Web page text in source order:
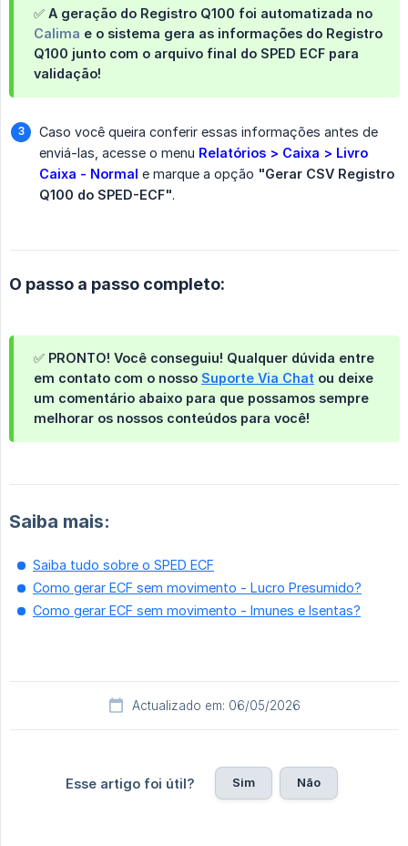
✅ A geração do Registro Q100 foi automatizada no
Calima e o sistema gera as informações do Registro
Q100 junto com o arquivo final do SPED ECF para
validação!
Caso você queira conferir essas informações antes de
enviá-las, acesse o menu Relatórios > Caixa > Livro
Caixa - Normal e marque a opção "Gerar CSV Registro
Q100 do SPED-ECF".
O passo a passo completo:
✅ PRONTO! Você conseguiu! Qualquer dúvida entre
em contato com o nosso Suporte Via Chat ou deixe
um comentário abaixo para que possamos sempre
melhorar os nossos conteúdos para você!
Saiba mais:
Saiba tudo sobre o SPED ECF
Como gerar ECF sem movimento - Lucro Presumido?
Como gerar ECF sem movimento - Imunes e Isentas?
Actualizado em: 06/05/2026
Esse artigo foi útil? Sim Não